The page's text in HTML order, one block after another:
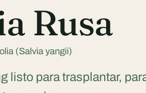
Rusa
(Salvia yangii)
listo para trasplantar,